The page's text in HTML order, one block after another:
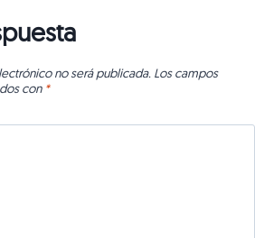
no será publicada. Los campos
con *